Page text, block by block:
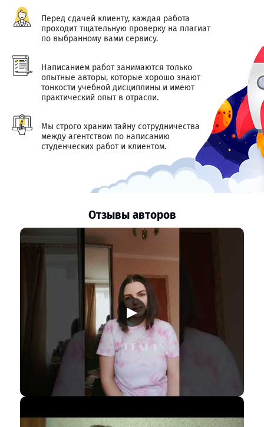
Перед сдачей клиенту, каждая работа
проходит тщательную проверку на плагиат
по выбранному вами сервису.
Написанием работ занимаются только
опытные авторы, которые хорошо знают
тонкости учебной дисциплины и имеют
практический опыт в отрасли.
Мы строго храним тайну сотрудничества
между агентством по написанию
студенческих работ и клиентом.
Отзывы авторов
▶